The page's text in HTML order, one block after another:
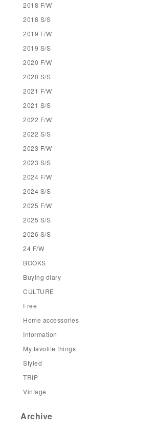
2018 F/W
2018 S/S
2019 F/W
2019 S/S
2020 F/W
2020 S/S
2021 F/W
2021 S/S
2022 F/W
2022 S/S
2023 F/W
2023 S/S
2024 F/W
2024 S/S
2025 F/W
2025 S/S
2026 S/S
24 F/W
BOOKS
Buying diary
CULTURE
Free
Home accessories
Information
My favolite things
Styled
TRIP
Vintage
Archive